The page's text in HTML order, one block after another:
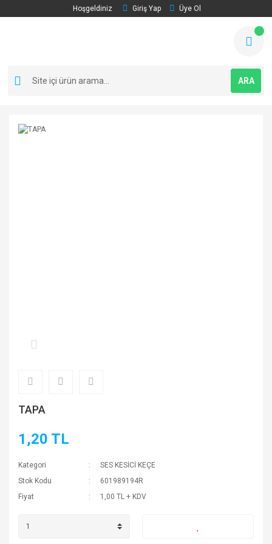
Hoşgeldiniz Giriş Yap Üye Ol
ARA
TAPA
1,20 TL
Kategori
SES KESİCİ KEÇE
Stok Kodu
601989194R
Fiyat
1,00 TL + KDV